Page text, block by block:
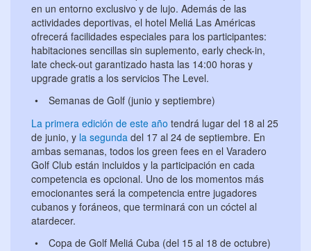
en un entorno exclusivo y de lujo. Además de las
actividades deportivas, el hotel Meliá Las Américas
ofrecerá facilidades especiales para los participantes:
habitaciones sencillas sin suplemento, early check-in,
late check-out garantizado hasta las 14:00 horas y
upgrade gratis a los servicios The Level.
Semanas de Golf (junio y septiembre)
La primera edición de este año tendrá lugar del 18 al 25
de junio, y la segunda del 17 al 24 de septiembre. En
ambas semanas, todos los green fees en el Varadero
Golf Club están incluidos y la participación en cada
competencia es opcional. Uno de los momentos más
emocionantes será la competencia entre jugadores
cubanos y foráneos, que terminará con un cóctel al
atardecer.
Copa de Golf Meliá Cuba (del 15 al 18 de octubre)